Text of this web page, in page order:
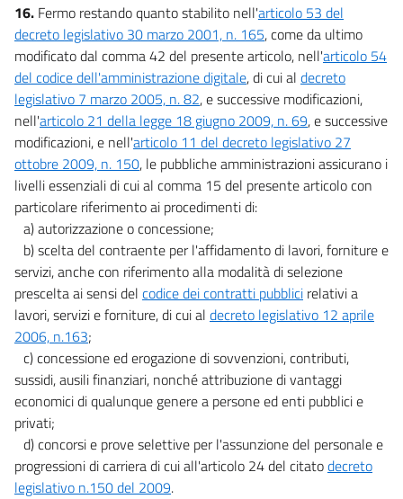
16. Fermo restando quanto stabilito nell'articolo 53 del
decreto legislativo 30 marzo 2001, n. 165, come da ultimo
modificato dal comma 42 del presente articolo, nell'articolo 54
del codice dell'amministrazione digitale, di cui al decreto
legislativo 7 marzo 2005, n. 82, e successive modificazioni,
nell'articolo 21 della legge 18 giugno 2009, n. 69, e successive
modificazioni, e nell'articolo 11 del decreto legislativo 27
ottobre 2009, n. 150, le pubbliche amministrazioni assicurano i
livelli essenziali di cui al comma 15 del presente articolo con
particolare riferimento ai procedimenti di:
a) autorizzazione o concessione;
b) scelta del contraente per l'affidamento di lavori, forniture e
servizi, anche con riferimento alla modalità di selezione
prescelta ai sensi del codice dei contratti pubblici relativi a
lavori, servizi e forniture, di cui al decreto legislativo 12 aprile
2006, n.163;
c) concessione ed erogazione di sovvenzioni, contributi,
sussidi, ausili finanziari, nonché attribuzione di vantaggi
economici di qualunque genere a persone ed enti pubblici e
privati;
d) concorsi e prove selettive per l'assunzione del personale e
progressioni di carriera di cui all'articolo 24 del citatodecreto
legislativo n.150 del 2009.